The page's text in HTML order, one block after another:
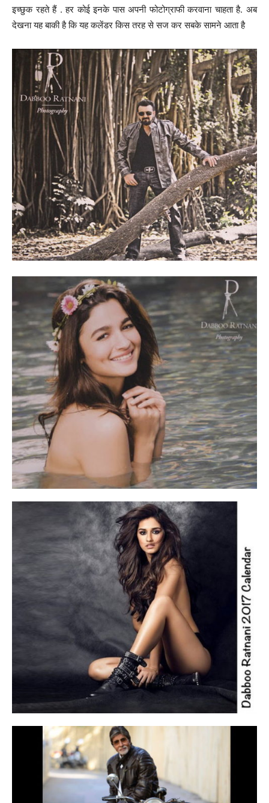
इच्छुक रहते हैं . हर कोई इनके पास अपनी फोटोग्राफी करवाना चाहता है. अब
देखना यह बाकी है कि यह कलेंडर किस तरह से सज कर सबके सामने आता है